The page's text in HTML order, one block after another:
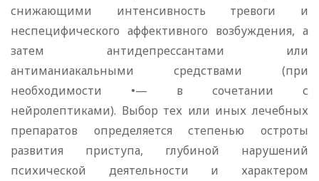
снижающими интенсивность тревоги и
неспецифического аффективного возбуждения, а
затем антидепрессантами или
антиманиакальными средствами (при
необходимости •— в сочетании с
нейролептиками). Выбор тех или иных лечебных
препаратов определяется степенью остроты
развития приступа, глубиной нарушений
психической деятельности и характером